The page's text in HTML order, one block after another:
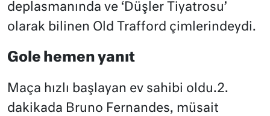
deplasmanında ve ‘Düşler Tiyatrosu’
olarak bilinen Old Trafford çimlerindeydi.
Gole hemen yanıt
Maça hızlı başlayan ev sahibi oldu.2.
dakikada Bruno Fernandes, müsait